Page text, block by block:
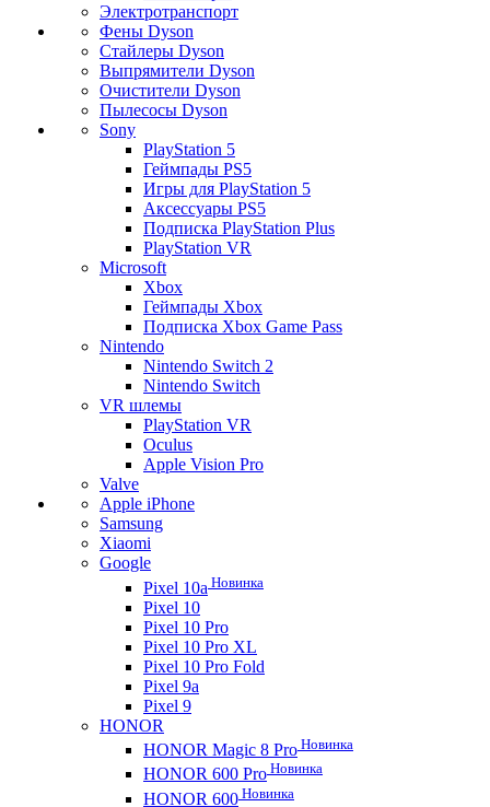
Электротранспорт
Фены Dyson
Стайлеры Dyson
Выпрямители Dyson
Очистители Dyson
Пылесосы Dyson
Sony
PlayStation 5
Геймпады PS5
Игры для PlayStation 5
Аксессуары PS5
Подписка PlayStation Plus
PlayStation VR
Microsoft
Xbox
Геймпады Xbox
Подписка Xbox Game Pass
Nintendo
Nintendo Switch 2
Nintendo Switch
VR шлемы
PlayStation VR
Oculus
Apple Vision Pro
Valve
Apple iPhone
Samsung
Xiaomi
Google
Pixel 10a Новинка
Pixel 10
Pixel 10 Pro
Pixel 10 Pro XL
Pixel 10 Pro Fold
Pixel 9a
Pixel 9
HONOR
HONOR Magic 8 Pro Новинка
HONOR 600 Pro Новинка
HONOR 600 Новинка